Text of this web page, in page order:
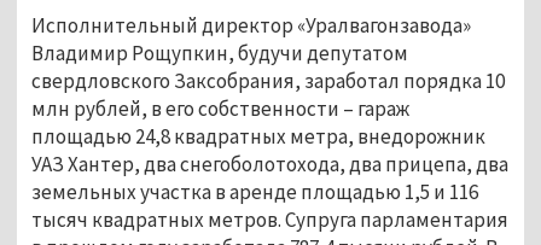
Исполнительный директор «Уралвагонзавода»
Владимир Рощупкин, будучи депутатом
свердловского Заксобрания, заработал порядка 10
млн рублей, в его собственности – гараж
площадью 24,8 квадратных метра, внедорожник
УАЗ Хантер, два снегоболотохода, два прицепа, два
земельных участка в аренде площадью 1,5 и 116
тысяч квадратных метров. Супруга парламентария